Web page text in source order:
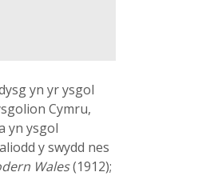
yn yr ysgol
Cymru,
yn ysgol
y swydd nes
Wales(1912);